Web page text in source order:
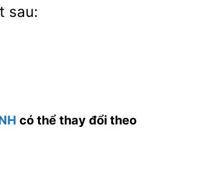
sau:
có thể thay đổi theo